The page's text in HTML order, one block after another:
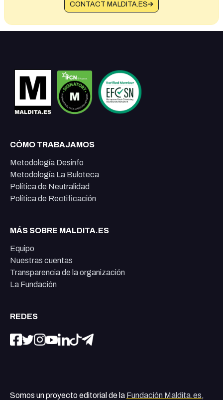
CONTACT MALDITA.ES
CÓMO TRABAJAMOS
Metodología Desinfo
Metodología La Buloteca
Política de Neutralidad
Política de Rectificación
MÁS SOBRE MALDITA.ES
Equipo
Nuestras cuentas
Transparencia de la organización
La Fundación
REDES
Somos un proyecto editorial de la Fundación Maldita.es,